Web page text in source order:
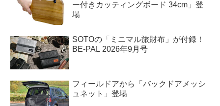
ー付きカッティングボード 34cm」登
場
SOTOの「ミニマル旅財布」が付録！
BE-PAL 2026年9月号
フィールドアから「バックドアメッシ
ュネット」登場